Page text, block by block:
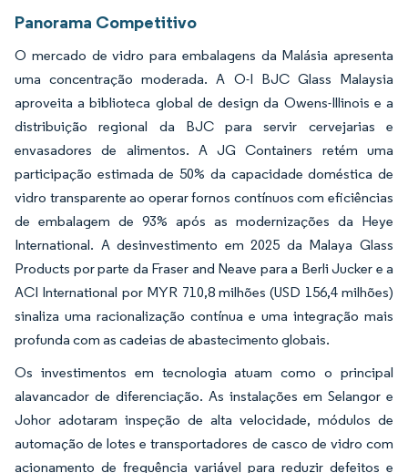
Panorama Competitivo
O mercado de vidro para embalagens da Malásia apresenta
uma concentração moderada. A O-I BJC Glass Malaysia
aproveita a biblioteca global de design da Owens-Illinois e a
distribuição regional da BJC para servir cervejarias e
envasadores de alimentos. A JG Containers retém uma
participação estimada de 50% da capacidade doméstica de
vidro transparente ao operar fornos contínuos com eficiências
de embalagem de 93% após as modernizações da Heye
International. A desinvestimento em 2025 da Malaya Glass
Products por parte da Fraser and Neave para a Berli Jucker e a
ACI International por MYR 710,8 milhões (USD 156,4 milhões)
sinaliza uma racionalização contínua e uma integração mais
profunda com as cadeias de abastecimento globais.
Os investimentos em tecnologia atuam como o principal
alavancador de diferenciação. As instalações em Selangor e
Johor adotaram inspeção de alta velocidade, módulos de
automação de lotes e transportadores de casco de vidro com
acionamento de frequência variável para reduzir defeitos e